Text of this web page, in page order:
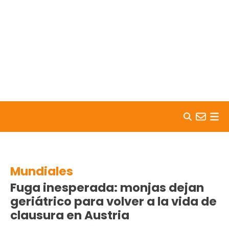
Mundiales
Fuga inesperada: monjas dejan
geriátrico para volver a la vida de
clausura en Austria